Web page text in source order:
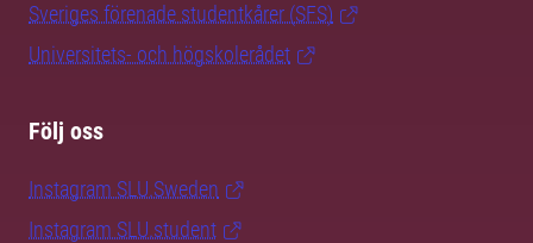
Sveriges förenade studentkårer (SFS)
Universitets- och högskolerådet
Följ oss
Instagram SLU.Sweden
Instagram SLU.student